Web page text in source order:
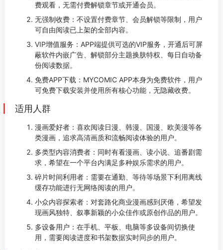
费观看，无需付费解锁章节或开通会员。
无强制收费：不设置付费章节、会员解锁等限制，用户
可自由阅读已上架的全部内容。
VIP增值服务：APP端提供可选的VIP服务，开通后可屏
蔽软件内嵌广告、解锁部分主题换肤特权、每日自动备
份阅读数据。
免费APP下载：MYCOMIC APP本身为免费软件，用户
可免费下载安装并使用所有核心功能，无隐藏收费。
适用人群
漫画爱好者：喜欢阅读日漫、韩漫、国漫、欧美漫等各
类漫画，追求高清画质和流畅阅读体验的用户。
多类型内容消费者：同时有看漫画、读小说、追番剧需
求，希望在一个平台内满足多种娱乐需求的用户。
碎片时间利用者：需要在通勤、等待等场景下利用离线
缓存功能进行无网络阅读的用户。
小众内容探索者：对套路化商业漫画感到厌倦，希望发
现画风独特、叙事新颖的小众佳作或原创作品的用户。
多设备用户：在手机、平板、电脑等多设备间切换使
用，需要阅读进度和书架数据实时同步的用户。